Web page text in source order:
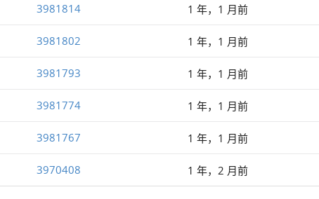
3981814 1 年，1 月前
3981802 1 年，1 月前
3981793 1 年，1 月前
3981774 1 年，1 月前
3981767 1 年，1 月前
3970408 1 年，2 月前